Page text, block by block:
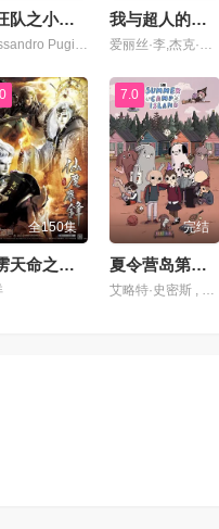
汪汪队之小砾与工程家族第三季
Alessandro Pugiotto,Leslie Adlam,拉克斯顿·汉斯贝克
我与超人的冒险第三季
爱丽丝·李,杰克·奎德,卢卡斯·格拉比,黛布拉·威尔逊,马克斯·迈特尔曼,凯萨琳·塔柏,克里斯·帕内尔,文森·童,珍妮·提拉多,伊斯梅尔·萨希德,小戴维·艾瑞歌,琪亚娜·玛黛拉
全150集
霹雳天命之仙魔鏖锋
7.0
完结
夏令营岛第一季
艾略特·史密斯 , 乌娜·劳伦斯 , 朱丽亚·波特 , 山姆·拉瓦尼诺 , 雷蒙·汉密尔顿 , 英迪·纳梅斯 , 伊坦·马赫 , 查琳·易 , 安德烈·鲁滨孙 , 尼基·卡斯蒂略 , 福琼·费姆斯特 , 艾莉克莎·尼森森